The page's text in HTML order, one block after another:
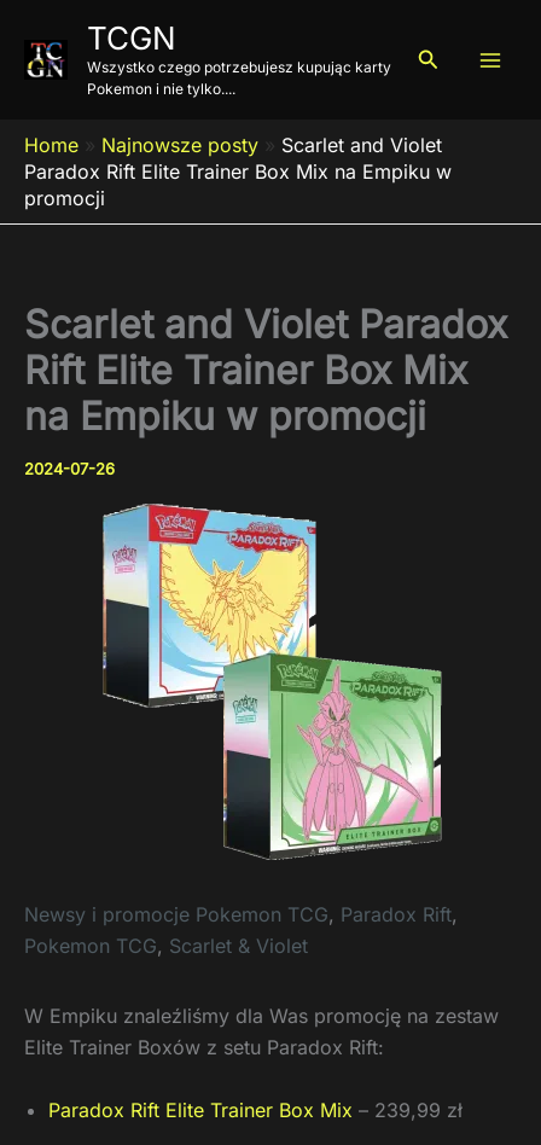
treści
TCGN
Wszystko czego potrzebujesz kupując karty
Pokemon i nie tylko....
Szukaj
Home » Najnowsze posty » Scarlet and Violet
Paradox Rift Elite Trainer Box Mix na Empiku w
promocji
Scarlet and Violet Paradox
Rift Elite Trainer Box Mix
na Empiku w promocji
2024-07-26
Newsy i promocje Pokemon TCG, Paradox Rift,
Pokemon TCG, Scarlet & Violet
W Empiku znaleźliśmy dla Was promocję na zestaw
Elite Trainer Boxów z setu Paradox Rift:
Paradox Rift Elite Trainer Box Mix – 239,99 zł